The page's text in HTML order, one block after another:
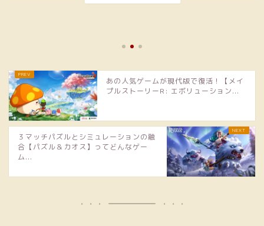
あの人気ゲームが現代版で復活！【メイ
プルストーリーR: エボリューション...
３マッチパズルとシミュレーションの融
合【パズル＆カオス】ってどんなゲー
ム...